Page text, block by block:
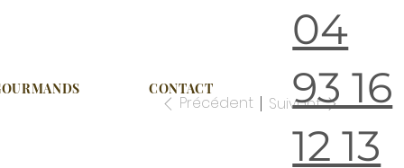
CONTACT
04
93 16
12 13
Précédent Suivant